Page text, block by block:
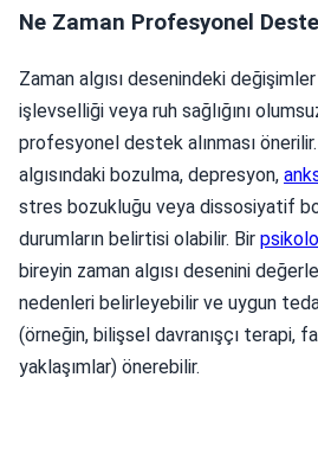
Ne Zaman Profesyonel
Zaman algısı desenindeki
işlevselliği veya ruh sağlığını
profesyonel destek alınması
algısındaki bozulma, depresyon,
stres bozukluğu veya dissosiyatif
durumların belirtisi olabilir. Bir
bireyin zaman algısı desenini
nedenleri belirleyebilir ve uygun
(örneğin, bilişsel davranışçı terapi,
yaklaşımlar) önerebilir.